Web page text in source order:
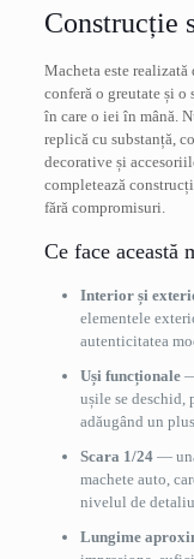
Construcție
Macheta este realizată
conferă o greutate și
în care o iei în mână.
replică cu substanță,
decorative și
completează
fără compromisuri.
Ce face această
Interior și
elementele
autenticitatea
Uși funcționale—
ușile se deschid,
adăugând un
Scara 1/24—
machete auto,
nivelul de detaliu
Lungime